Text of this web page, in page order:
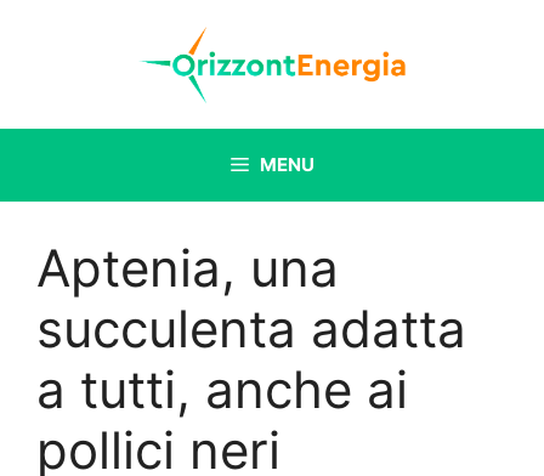
MENU
Aptenia, una
succulenta adatta
a tutti, anche ai
pollici neri